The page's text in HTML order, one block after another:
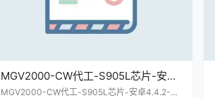
MGV2000-CW代工-S905L芯片-安卓
4.4.2-当贝桌面卡刷固件包(内有教程)
MGV2000-CW代工-S905L芯片-安卓4.4.2-当